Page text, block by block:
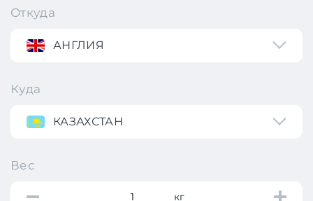
Откуда
АНГЛИЯ
Куда
КАЗАХСТАН
Вес
кг